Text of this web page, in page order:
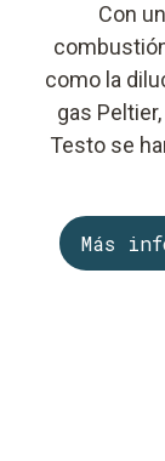
Con
como la
gas
Testo se
Más